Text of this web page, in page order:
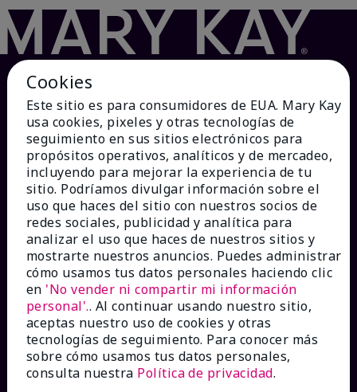
¿CÓMO PODEMOS AYUDAR?
Recibe e-mails
Ver estado del pedido
Contáctanos
Catálogos interactivos
Cookies
Este sitio es para consumidores de EUA. Mary Kay
usa cookies, pixeles y otras tecnologías de
seguimiento en sus sitios electrónicos para
propósitos operativos, analíticos y de mercadeo,
incluyendo para mejorar la experiencia de tu
sitio. Podríamos divulgar información sobre el
uso que haces del sitio con nuestros socios de
redes sociales, publicidad y analítica para
analizar el uso que haces de nuestros sitios y
mostrarte nuestros anuncios. Puedes administrar
cómo usamos tus datos personales haciendo clic
en 'No vender ni compartir mi información
personal'.. Al continuar usando nuestro sitio,
aceptas nuestro uso de cookies y otras
tecnologías de seguimiento. Para conocer más
sobre cómo usamos tus datos personales,
consulta nuestra Política de privacidad.